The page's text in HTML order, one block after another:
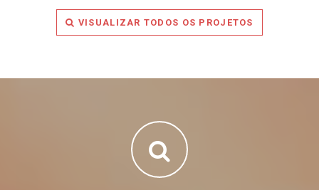
VISUALIZAR TODOS OS PROJETOS